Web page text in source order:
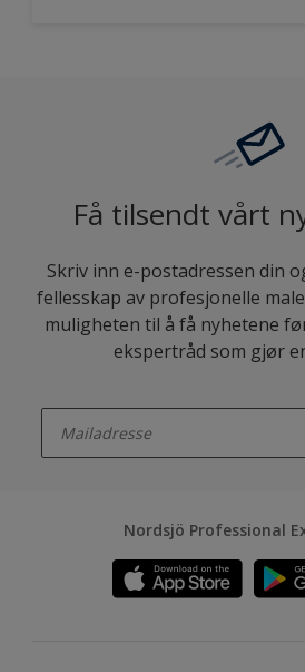
Få tilsendt vårt
Skriv inn e-postadressen din
fellesskap av profesjonelle
muligheten til å få nyhetene
ekspertråd som gjør
Nordsjö Professional